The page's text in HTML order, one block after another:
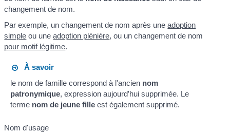
changement de nom.
Par exemple, un changement de nom après uneadoption
simple ou uneadoption plénière, ou un changement de nom
pour motif légitime.
À savoir
le nom de famille correspond à l'ancien nom
patronymique, expression aujourd’hui supprimée. Le
terme nom de jeune filleest également supprimé.
Nom d'usage